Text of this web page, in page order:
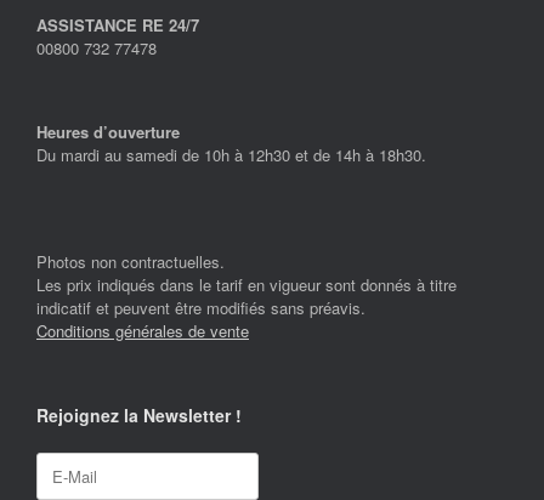
ASSISTANCE RE 24/7
00800 732 77478
Heures d’ouverture
Du mardi au samedi de 10h à 12h30 et de 14h à 18h30.
Photos non contractuelles.
Les prix indiqués dans le tarif en vigueur sont donnés à titre
indicatif et peuvent être modifiés sans préavis.
Conditions générales de vente
Rejoignez la Newsletter !